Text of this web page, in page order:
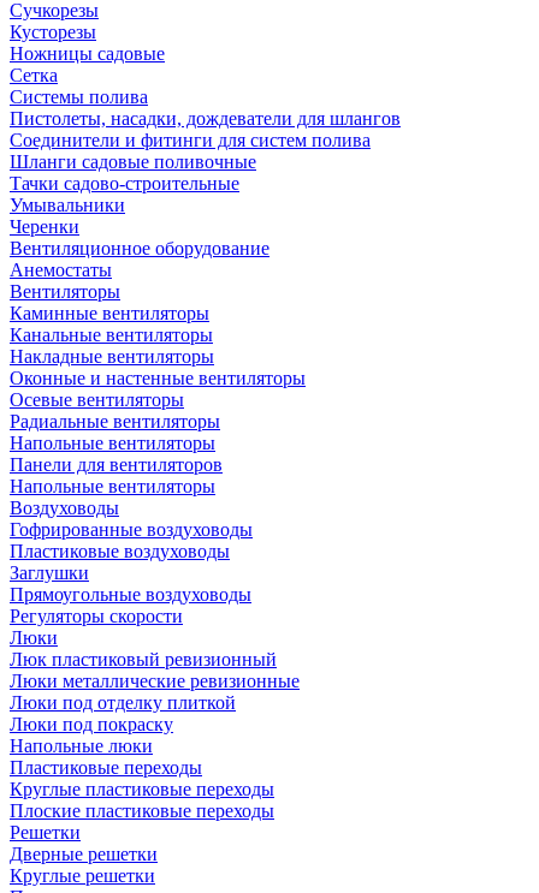
Сучкорезы
Кусторезы
Ножницы садовые
Сетка
Системы полива
Пистолеты, насадки, дождеватели для шлангов
Соединители и фитинги для систем полива
Шланги садовые поливочные
Тачки садово-строительные
Умывальники
Черенки
Вентиляционное оборудование
Анемостаты
Вентиляторы
Каминные вентиляторы
Канальные вентиляторы
Накладные вентиляторы
Оконные и настенные вентиляторы
Осевые вентиляторы
Радиальные вентиляторы
Напольные вентиляторы
Панели для вентиляторов
Напольные вентиляторы
Воздуховоды
Гофрированные воздуховоды
Пластиковые воздуховоды
Заглушки
Прямоугольные воздуховоды
Регуляторы скорости
Люки
Люк пластиковый ревизионный
Люки металлические ревизионные
Люки под отделку плиткой
Люки под покраску
Напольные люки
Пластиковые переходы
Круглые пластиковые переходы
Плоские пластиковые переходы
Решетки
Дверные решетки
Круглые решетки